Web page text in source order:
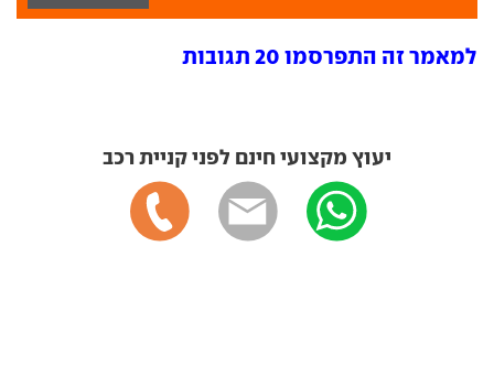
למאמר זה התפרסמו 20 תגובות
יעוץ מקצועי חינם לפני קניית רכב